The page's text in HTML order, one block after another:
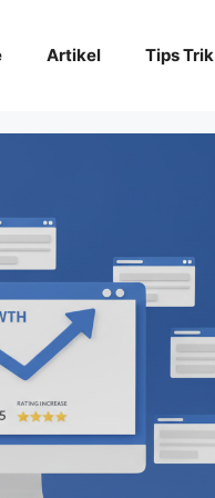
Artikel Tips Trik